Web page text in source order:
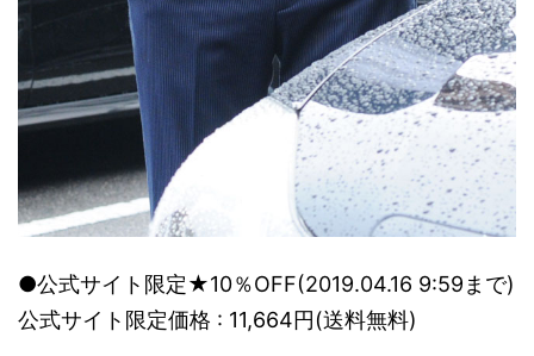
●公式サイト限定★10％OFF(2019.04.16 9:59まで)
公式サイト限定価格 : 11,664円(送料無料)